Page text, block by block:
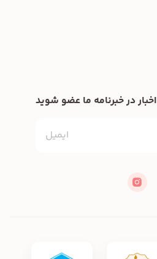
در خبرنامه ما عضو شوید